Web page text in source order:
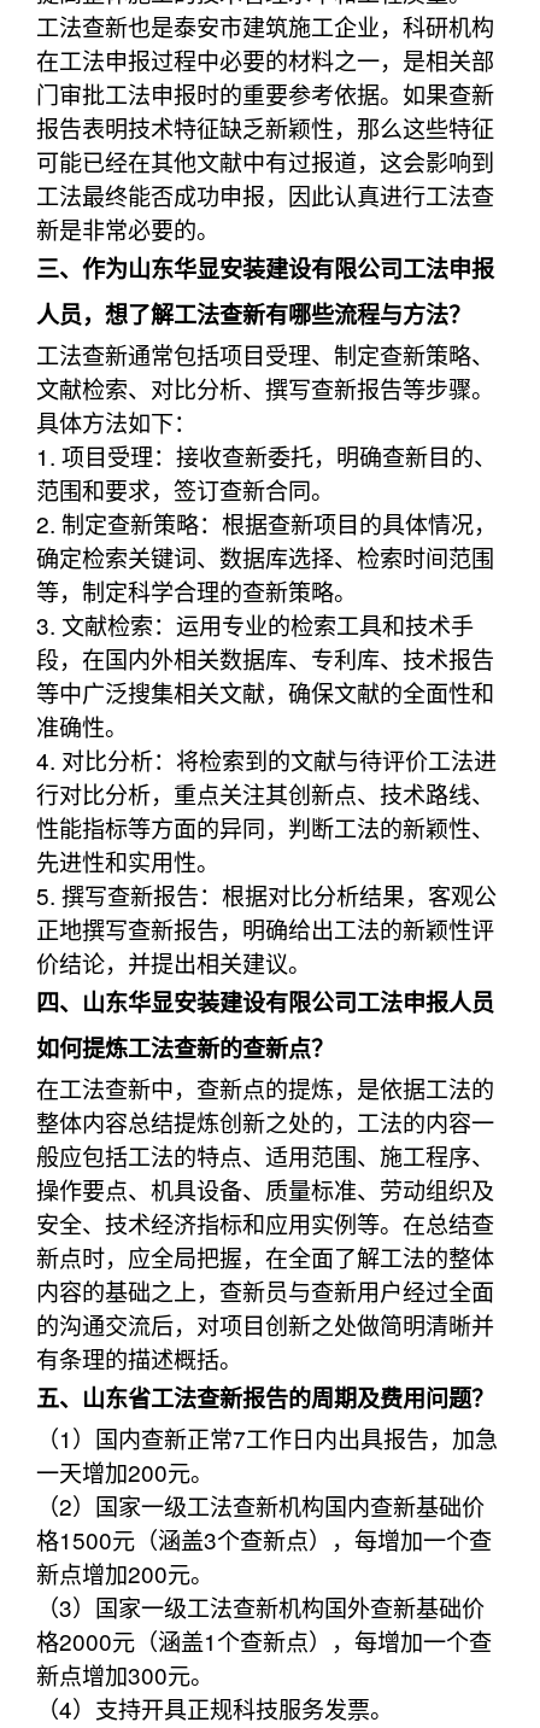
工法查新也是泰安市建筑施工企业，科研机构
在工法申报过程中必要的材料之一，是相关部
门审批工法申报时的重要参考依据。如果查新
报告表明技术特征缺乏新颖性，那么这些特征
可能已经在其他文献中有过报道，这会影响到
工法最终能否成功申报，因此认真进行工法查
新是非常必要的。
三、作为山东华显安装建设有限公司工法申报
人员，想了解工法查新有哪些流程与方法？
工法查新通常包括项目受理、制定查新策略、
文献检索、对比分析、撰写查新报告等步骤。
具体方法如下：
1. 项目受理：接收查新委托，明确查新目的、
范围和要求，签订查新合同。
2. 制定查新策略：根据查新项目的具体情况，
确定检索关键词、数据库选择、检索时间范围
等，制定科学合理的查新策略。
3. 文献检索：运用专业的检索工具和技术手
段，在国内外相关数据库、专利库、技术报告
等中广泛搜集相关文献，确保文献的全面性和
准确性。
4. 对比分析：将检索到的文献与待评价工法进
行对比分析，重点关注其创新点、技术路线、
性能指标等方面的异同，判断工法的新颖性、
先进性和实用性。
5. 撰写查新报告：根据对比分析结果，客观公
正地撰写查新报告，明确给出工法的新颖性评
价结论，并提出相关建议。
四、山东华显安装建设有限公司工法申报人员
如何提炼工法查新的查新点？
在工法查新中，查新点的提炼，是依据工法的
整体内容总结提炼创新之处的，工法的内容一
般应包括工法的特点、适用范围、施工程序、
操作要点、机具设备、质量标准、劳动组织及
安全、技术经济指标和应用实例等。在总结查
新点时，应全局把握，在全面了解工法的整体
内容的基础之上，查新员与查新用户经过全面
的沟通交流后，对项目创新之处做简明清晰并
有条理的描述概括。
五、山东省工法查新报告的周期及费用问题？
（1）国内查新正常7工作日内出具报告，加急
一天增加200元。
（2）国家一级工法查新机构国内查新基础价
格1500元（涵盖3个查新点），每增加一个查
新点增加200元。
（3）国家一级工法查新机构国外查新基础价
格2000元（涵盖1个查新点），每增加一个查
新点增加300元。
（4）支持开具正规科技服务发票。